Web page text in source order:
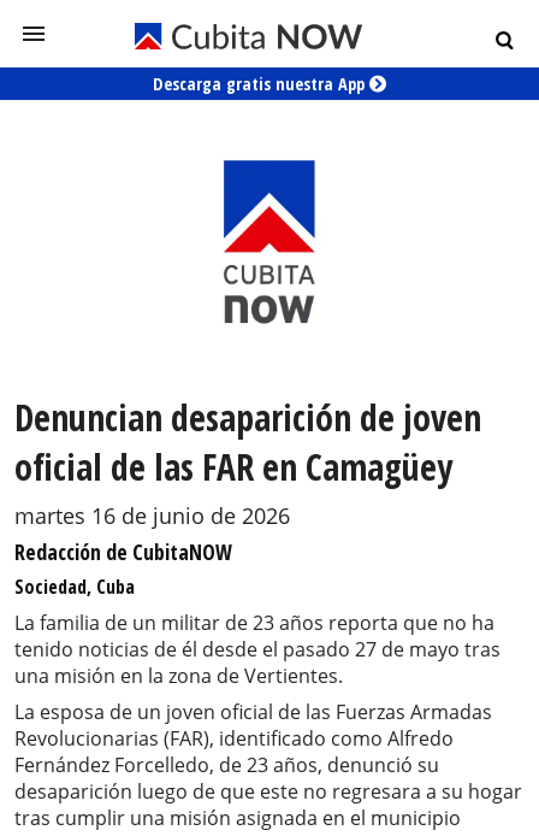
Descarga gratis nuestra App
Denuncian desaparición de joven
oficial de las FAR en Camagüey
martes 16 de junio de 2026
Redacción de CubitaNOW
Sociedad, Cuba
La familia de un militar de 23 años reporta que no ha
tenido noticias de él desde el pasado 27 de mayo tras
una misión en la zona de Vertientes.
La esposa de un joven oficial de las Fuerzas Armadas
Revolucionarias (FAR), identificado como Alfredo
Fernández Forcelledo, de 23 años, denunció su
desaparición luego de que este no regresara a su hogar
tras cumplir una misión asignada en el municipio